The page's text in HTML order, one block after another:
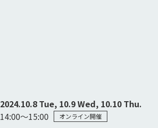
2024.10.8 Tue, 10.9 Wed, 10.10 Thu.
14:00〜15:00
オンライン開催